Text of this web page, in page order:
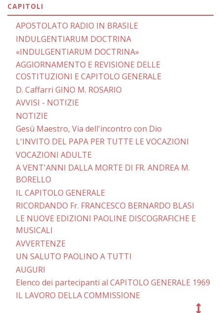
CAPITOLI
APOSTOLATO RADIO IN BRASILE
INDULGENTIARUM DOCTRINA
«INDULGENTIARUM DOCTRINA»
AGGIORNAMENTO E REVISIONE DELLE
COSTITUZIONI E CAPITOLO GENERALE
D. Caffarri GINO M. ROSARIO
AVVISI - NOTIZIE
NOTIZIE
Gesù Maestro, Via dell'incontro con Dio
L'INVITO DEL PAPA PER TUTTE LE VOCAZIONI
VOCAZIONI ADULTE
A VENT'ANNI DALLA MORTE DI FR. ANDREA M.
BORELLO
IL CAPITOLO GENERALE
RICORDANDO Fr. FRANCESCO BERNARDO BLASI
LE NUOVE EDIZIONI PAOLINE DISCOGRAFICHE E
MUSICALI
AVVERTENZE
UN SALUTO PAOLINO A TUTTI
AUGURI
Elenco dei partecipanti al CAPITOLO GENERALE 1969
IL LAVORO DELLA COMMISSIONE